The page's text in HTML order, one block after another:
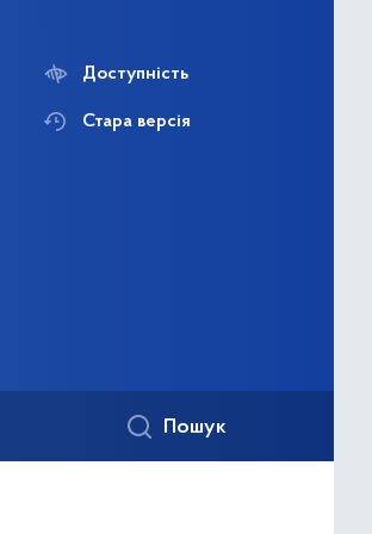
Доступність
Стара версія
Пошук